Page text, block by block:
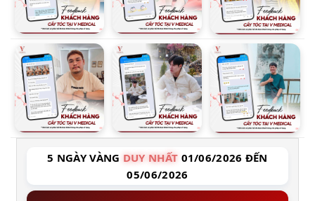
5 NGÀY VÀNG DUY NHẤT 01/06/2026 ĐẾN
05/06/2026